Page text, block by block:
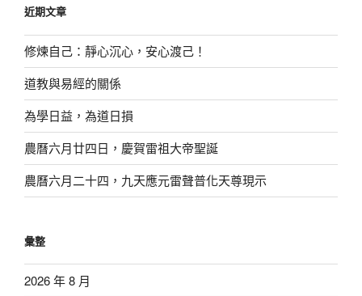
字:
近期文章
修煉自己：靜心沉心，安心渡己！
道教與易經的關係
為學日益，為道日損
農曆六月廿四日，慶賀雷祖大帝聖誕
農曆六月二十四，九天應元雷聲普化天尊現示
彙整
2026 年 8 月